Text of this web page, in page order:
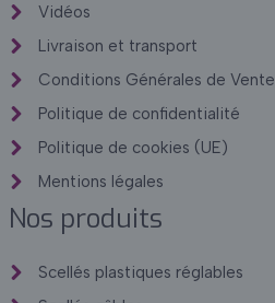
Vidéos
Livraison et transport
Conditions Générales de Vente
Politique de confidentialité
Politique de cookies (UE)
Mentions légales
Nos produits
Scellés plastiques réglables